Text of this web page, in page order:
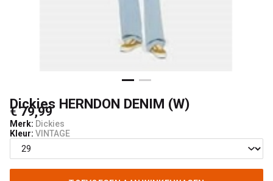
Dickies HERNDON DENIM (W)
€ 79,99
Merk: Dickies
Kleur: VINTAGE